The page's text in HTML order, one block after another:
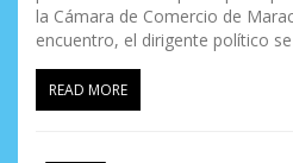
la Cámara de Comercio de
encuentro, el dirigente político
READ MORE